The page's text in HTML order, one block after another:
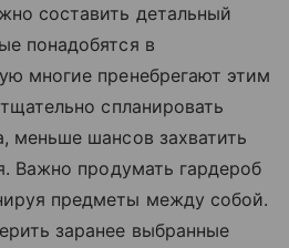
составить детальный
понадобятся в
многие пренебрегают этим
спланировать
меньше шансов захватить
Важно продумать гардероб
предметы между собой.
заранее выбранные